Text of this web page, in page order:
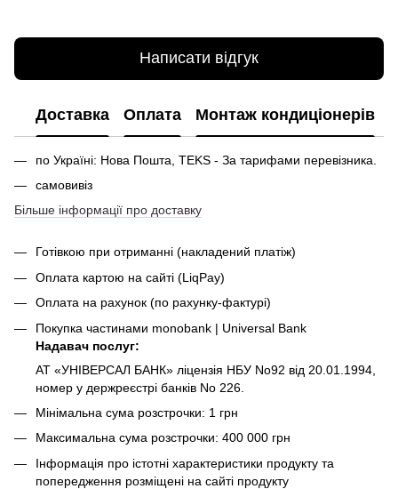
Написати відгук
Доставка Оплата Монтаж кондиціонерів
по Україні: Нова Пошта, TEKS - За тарифами перевізника.
самовивіз
Більше інформації про доставку
Готівкою при отриманні (накладений платіж)
Оплата картою на сайті (LiqPay)
Оплата на рахунок (по рахунку-фактурі)
Покупка частинами monobank | Universal Bank
Надавач послуг:
АТ «УНІВЕРСАЛ БАНК» ліцензія НБУ No92 від 20.01.1994,
номер у держреєстрі банків No 226.
Мінімальна сума розстрочки: 1 грн
Максимальна сума розстрочки: 400 000 грн
Інформація про істотні характеристики продукту та
попередження розміщені на сайті продукту